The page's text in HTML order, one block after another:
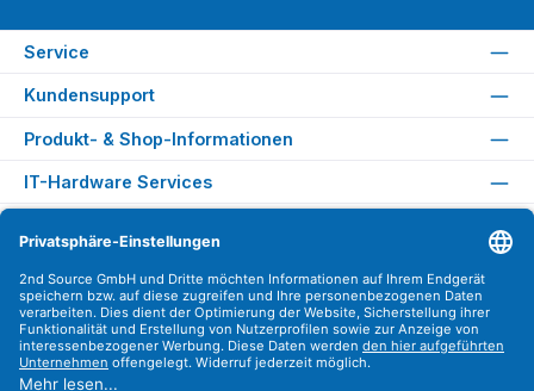
Service
Kundensupport
Produkt- & Shop-Informationen
IT-Hardware Services
Versandarten
Zahlungsarten
Sicher Einkaufen